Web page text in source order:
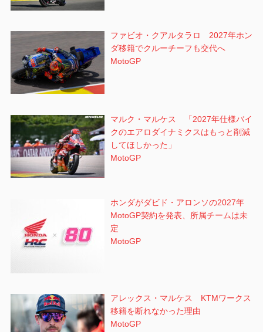
ファビオ・クアルタラロ 2027年ホン
ダ移籍でクルーチーフも交代へ
MotoGP
マルク・マルケス 「2027年仕様バイ
クのエアロダイナミクスはもっと削減
してほしかった」
MotoGP
ホンダがダビド・アロンソの2027年
MotoGP契約を発表、所属チームは未
定
MotoGP
アレックス・マルケス KTMワークス
移籍を断れなかった理由
MotoGP